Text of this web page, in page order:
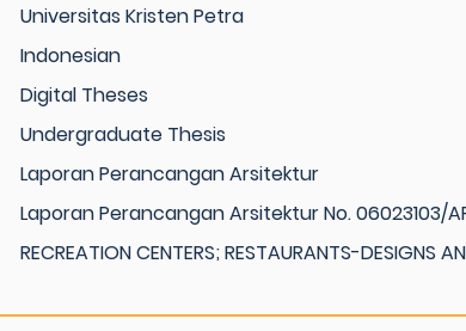
Universitas Kristen Petra
Indonesian
Digital Theses
Undergraduate Thesis
Laporan Perancangan Arsitektur
Laporan Perancangan Arsitektur No. 06023103/
RECREATION CENTERS; RESTAURANTS-DESIGNS